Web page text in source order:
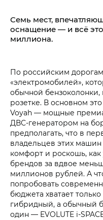
Семь мест,
оснащение — и всё
миллиона.
По российским
«электромобилей»,
обычной бензоколонки,
розетке. В основном
Voyah — мощные
ДВС-генератором на
предполагать, что в
владельцев этих
комфорт и роскошь,
брендов за вдвое
миллионов рублей. А
попробовать
бюджета хватает
гибридный, а обычный
один — EVOLUTE